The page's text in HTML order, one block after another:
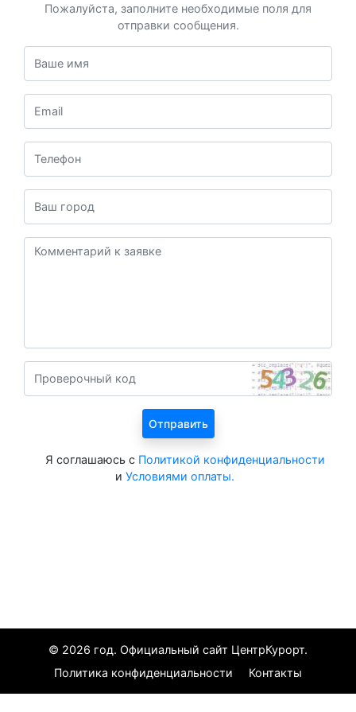
Пожалуйста, заполните необходимые поля для
отправки сообщения.
Я соглашаюсь с Политикой конфиденциальности
и Условиями оплаты.
© 2026 год. Официальный сайт ЦентрКурорт.
Политика конфиденциальности
Контакты